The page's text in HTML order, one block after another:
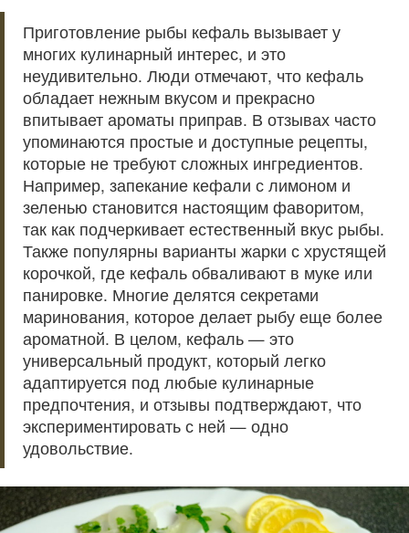
Приготовление рыбы кефаль вызывает у
многих кулинарный интерес, и это
неудивительно. Люди отмечают, что кефаль
обладает нежным вкусом и прекрасно
впитывает ароматы приправ. В отзывах часто
упоминаются простые и доступные рецепты,
которые не требуют сложных ингредиентов.
Например, запекание кефали с лимоном и
зеленью становится настоящим фаворитом,
так как подчеркивает естественный вкус рыбы.
Также популярны варианты жарки с хрустящей
корочкой, где кефаль обваливают в муке или
панировке. Многие делятся секретами
маринования, которое делает рыбу еще более
ароматной. В целом, кефаль — это
универсальный продукт, который легко
адаптируется под любые кулинарные
предпочтения, и отзывы подтверждают, что
экспериментировать с ней — одно
удовольствие.